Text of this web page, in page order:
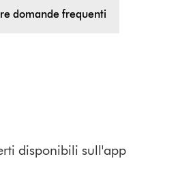
domande frequenti
disponibili sull'app